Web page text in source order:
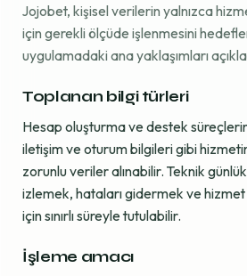
Jojobet, kişisel verilerin yalnızca
için gerekli ölçüde işlenmesini
uygulamadaki ana yaklaşımları
Toplanan bilgi türleri
Hesap oluşturma ve destek
iletişim ve oturum bilgileri gibi
zorunlu veriler alınabilir. Teknik
izlemek, hataları gidermek ve
için sınırlı süreyle tutulabilir.
İşleme amacı